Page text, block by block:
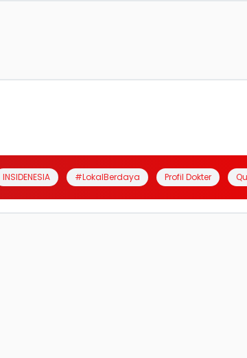
INSIDENESIA #LokalBerdaya Profil Dokter